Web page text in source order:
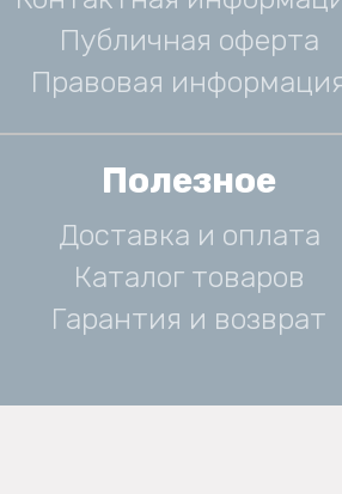
Публичная оферта
Правовая
Полезное
Доставка и оплата
Каталог товаров
Гарантия и возврат